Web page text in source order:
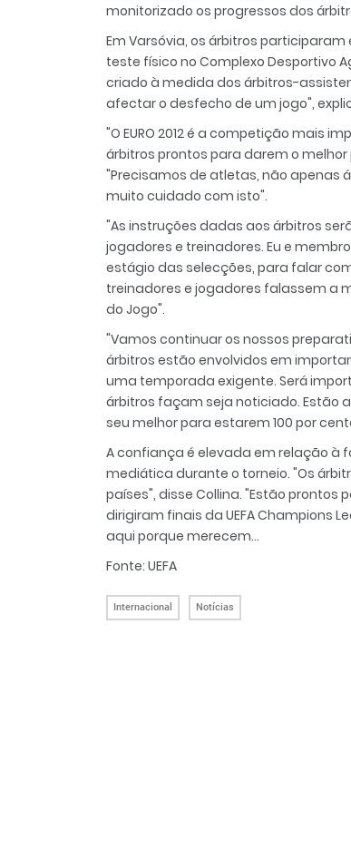
monitorizado os progressos dos
Em Varsóvia, os árbitros
teste físico no Complexo Desportivo
criado à medida dos árbitros-
afectar o desfecho de um jogo",
"O EURO 2012 é a competição mais
árbitros prontos para darem o
"Precisamos de atletas, não apenas
muito cuidado com isto".
"As instruções dadas aos árbitros
jogadores e treinadores. Eu e
estágio das selecções, para falar
treinadores e jogadores falassem a
do Jogo".
"Vamos continuar os nossos
árbitros estão envolvidos em
uma temporada exigente. Será
árbitros façam seja noticiado. Estão
seu melhor para estarem 100 por
A confiança é elevada em relação à
mediática durante o torneio. "Os
países", disse Collina. "Estão
dirigiram finais da UEFA Champions
aqui porque merecem…
Fonte: UEFA
Internacional Notícias